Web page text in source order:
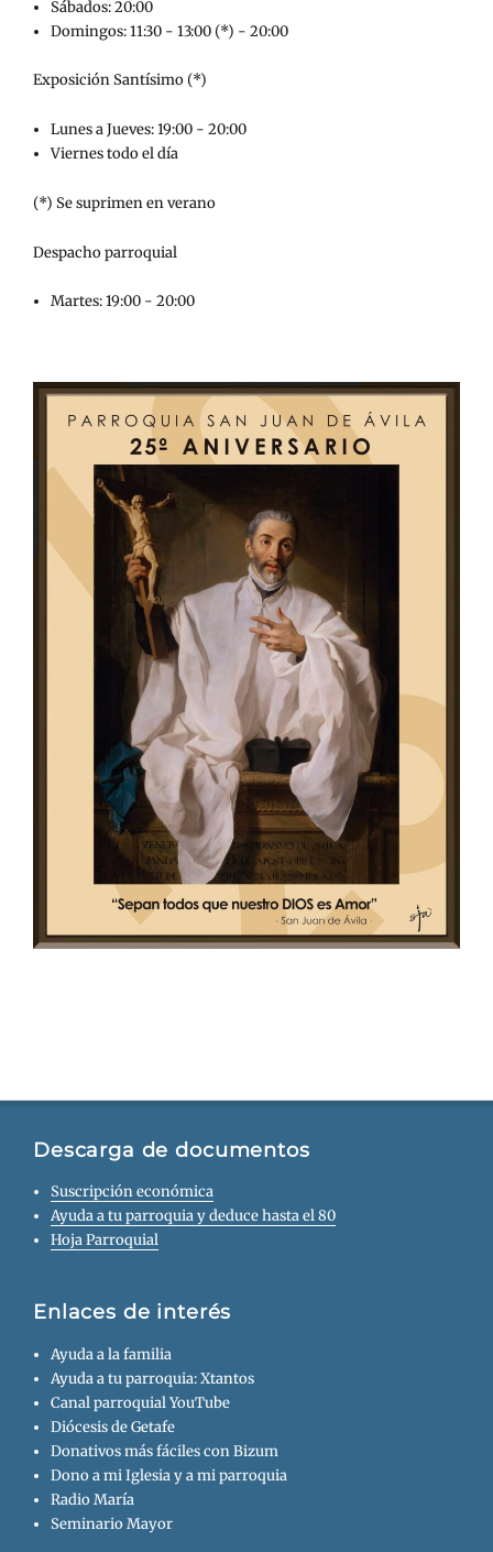
Sábados: 20:00
Domingos: 11:30 - 13:00 (*) - 20:00
Exposición Santísimo (*)
Lunes a Jueves: 19:00 - 20:00
Viernes todo el día
(*) Se suprimen en verano
Despacho parroquial
Martes: 19:00 - 20:00
Descarga de documentos
Suscripción económica
Ayuda a tu parroquia y deduce hasta el 80
Hoja Parroquial
Enlaces de interés
Ayuda a la familia
Ayuda a tu parroquia: Xtantos
Canal parroquial YouTube
Diócesis de Getafe
Donativos más fáciles con Bizum
Dono a mi Iglesia y a mi parroquia
Radio María
Seminario Mayor